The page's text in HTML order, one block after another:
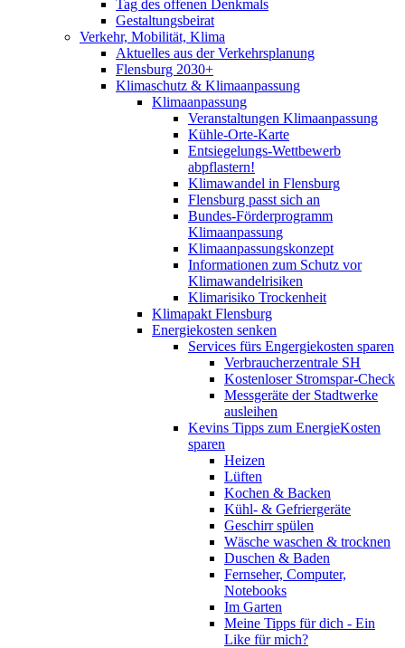
Tag des offenen Denkmals
Gestaltungsbeirat
Verkehr, Mobilität, Klima
Aktuelles aus der Verkehrsplanung
Flensburg 2030+
Klimaschutz & Klimaanpassung
Klimaanpassung
Veranstaltungen Klimaanpassung
Kühle-Orte-Karte
Entsiegelungs-Wettbewerb
abpflastern!
Klimawandel in Flensburg
Flensburg passt sich an
Bundes-Förderprogramm
Klimaanpassung
Klimaanpassungskonzept
Informationen zum Schutz vor
Klimawandelrisiken
Klimarisiko Trockenheit
Klimapakt Flensburg
Energiekosten senken
Services fürs Engergiekosten sparen
Verbraucherzentrale SH
Kostenloser Stromspar-Check
Messgeräte der Stadtwerke
ausleihen
Kevins Tipps zum EnergieKosten
sparen
Heizen
Lüften
Kochen & Backen
Kühl- & Gefriergeräte
Geschirr spülen
Wäsche waschen & trocknen
Duschen & Baden
Fernseher, Computer,
Notebooks
Im Garten
Meine Tipps für dich - Ein
Like für mich?